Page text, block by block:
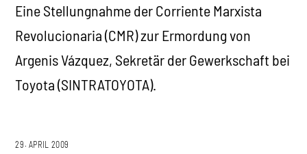
Eine Stellungnahme der Corriente Marxista
Revolucionaria (CMR) zur Ermordung von
Argenis Vázquez, Sekretär der Gewerkschaft bei
Toyota (SINTRATOYOTA).
29. APRIL 2009